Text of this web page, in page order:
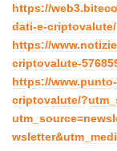
https://
dati-e-criptovalute/
https://
criptovalute-
https://
criptovalute/